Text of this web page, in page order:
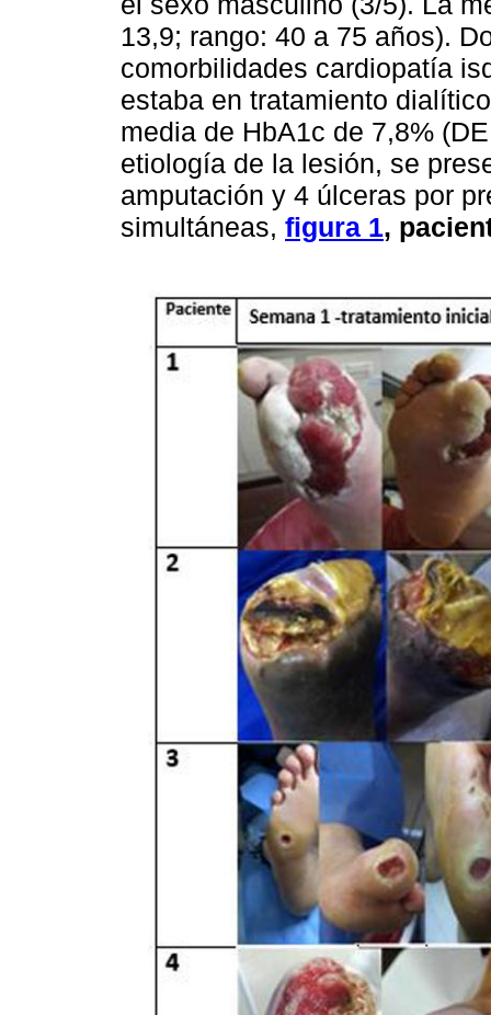
13,9; rango: 40 a 75 años).
comorbilidades cardiopatía
estaba en tratamiento
media de HbA1c de 7,8%
etiología de la lesión, se
amputación y 4 úlceras por
simultáneas, figura 1,